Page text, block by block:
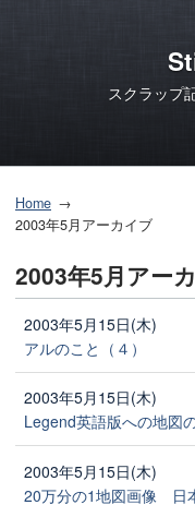
スクラップ
Home
2003年5月アーカイブ
2003年5月アー
2003年5月15日(木)
アルのこと（４）
2003年5月15日(木)
Legend英語版への地図
2003年5月15日(木)
20万分の1地図画像